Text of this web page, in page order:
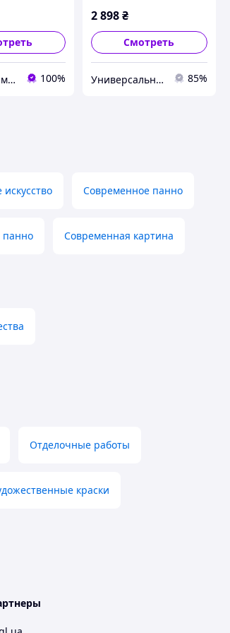
0.8 мм.
Интернет-магазин "Spektr-V" 100%
187x94 см (379-52) D5-
2 898₴
Смотреть
Универсальный Интернет-магазин POPULAR 85%
Современное панно
Современная картина
Отделочные работы
краски